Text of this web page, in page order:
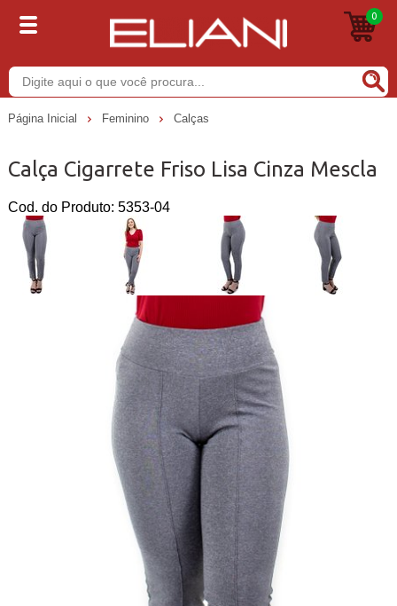
0
Página Inicial Feminino Calças
Calça Cigarrete Friso Lisa Cinza Mescla
Cod. do Produto: 5353-04